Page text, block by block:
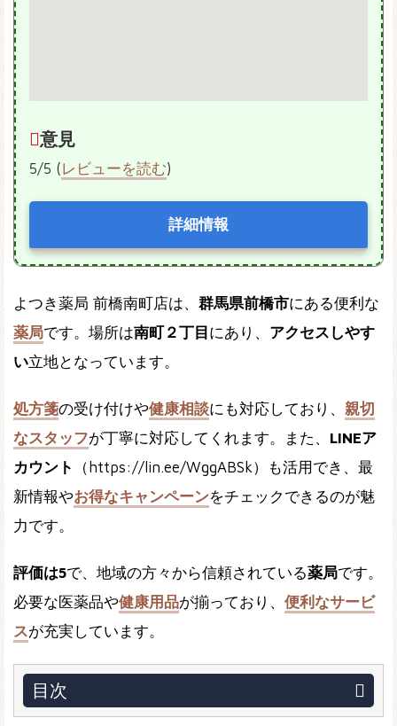
意見
5/5 (レビューを読む)
詳細情報
よつき薬局 前橋南町店は、 群馬県前橋市にある便利な
薬局です。場所は南町２丁目 にあり、 アクセスしやす
い立地となっています。
処方箋の受け付けや健康相談にも対応しており、 親切
なスタッフが丁寧に対応してくれます。また、 LINEア
カウント
（https://lin.ee/WggABSk）も活用でき、最
新情報やお得なキャンペーンをチェックできるのが魅
力です。
評価は5で、地域の方々から信頼されている薬局です。
必要な医薬品や健康用品が揃っており、 便利なサービ
スが充実しています。
目次